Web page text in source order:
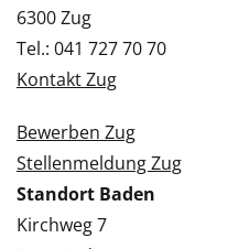
6300 Zug
Tel.: 041 727 70 70
Kontakt Zug
Bewerben Zug
Stellenmeldung Zug
Standort Baden
Kirchweg 7